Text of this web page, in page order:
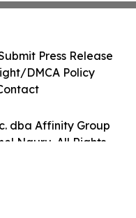
dba Affinity Group
Nauru. All Rights
Press Release
DMCA Policy